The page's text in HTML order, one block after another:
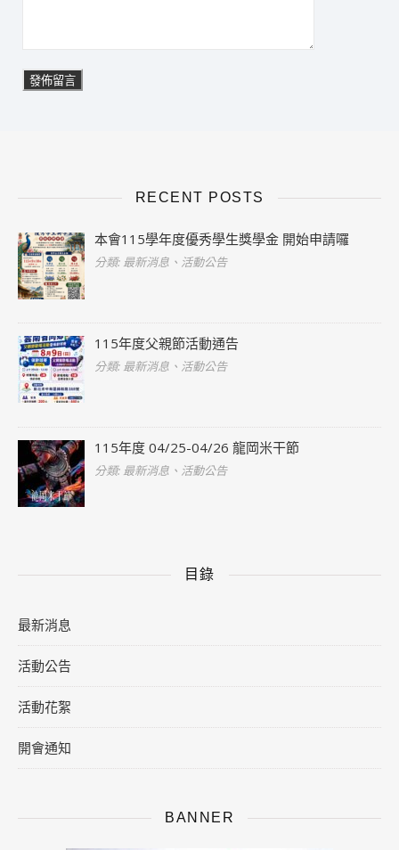
RECENT POSTS
本會115學年度優秀學生獎學金 開始申請囉
分類: 最新消息、活動公告
115年度父親節活動通告
分類: 最新消息、活動公告
115年度 04/25-04/26 龍岡米干節
分類: 最新消息、活動公告
目錄
最新消息
活動公告
活動花絮
開會通知
BANNER